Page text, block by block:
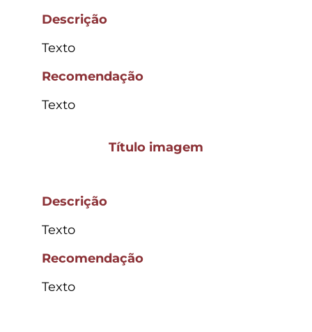
Descrição
Texto
Recomendação
Texto
Título imagem
Descrição
Texto
Recomendação
Texto